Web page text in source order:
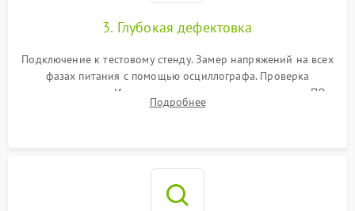
3. Глубокая дефектовка
Подключение к тестовому стенду. Замер напряжений на всех
фазах питания с помощью осциллографа. Проверка
инициализации. Использование специализированного ПО
MATS
Подробнее